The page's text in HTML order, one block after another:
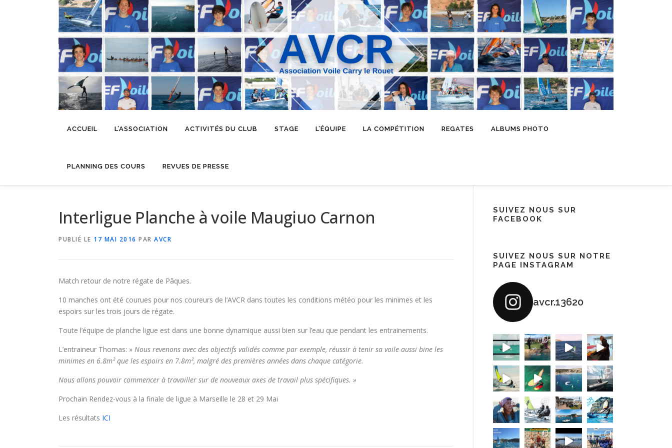
ACCUEIL L’ASSOCIATION ACTIVITÉS DU CLUB STAGE L’ÉQUIPE LA COMPÉTITION REGATES ALBUMS PHOTO
PLANNING DES COURS REVUES DE PRESSE
Interligue Planche à voile Maugiuo Carnon
PUBLIÉ LE 17 MAI 2016 PAR AVCR
Match retour de notre régate de Pâques.
10 manches ont été courues pour nos coureurs de l’AVCR dans toutes les conditions météo pour les minimes et les
espoirs sur les trois jours de régate.
Toute l’équipe de planche ligue est dans une bonne dynamique aussi bien sur l’eau que pendant les entrainements.
L’entraineur Thomas: » Nous revenons avec des objectifs validés comme par exemple, réussir à tenir sa voile aussi bine les
minimes en 6.8m² que les espoirs en 7.8m², malgré des premières années dans chaque catégorie.
Nous allons pouvoir commencer à travailler sur de nouveaux axes de travail plus spécifiques. »
Prochain Rendez-vous à la finale de ligue à Marseille le 28 et 29 Mai
Les résultats ICI
SUIVEZ NOUS SUR
FACEBOOK
SUIVEZ NOUS SUR NOTRE
PAGE INSTAGRAM
avcr.13620